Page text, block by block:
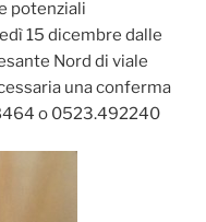
potenziali
15 dicembre dalle
Nord di viale
una conferma
o 0523.492240